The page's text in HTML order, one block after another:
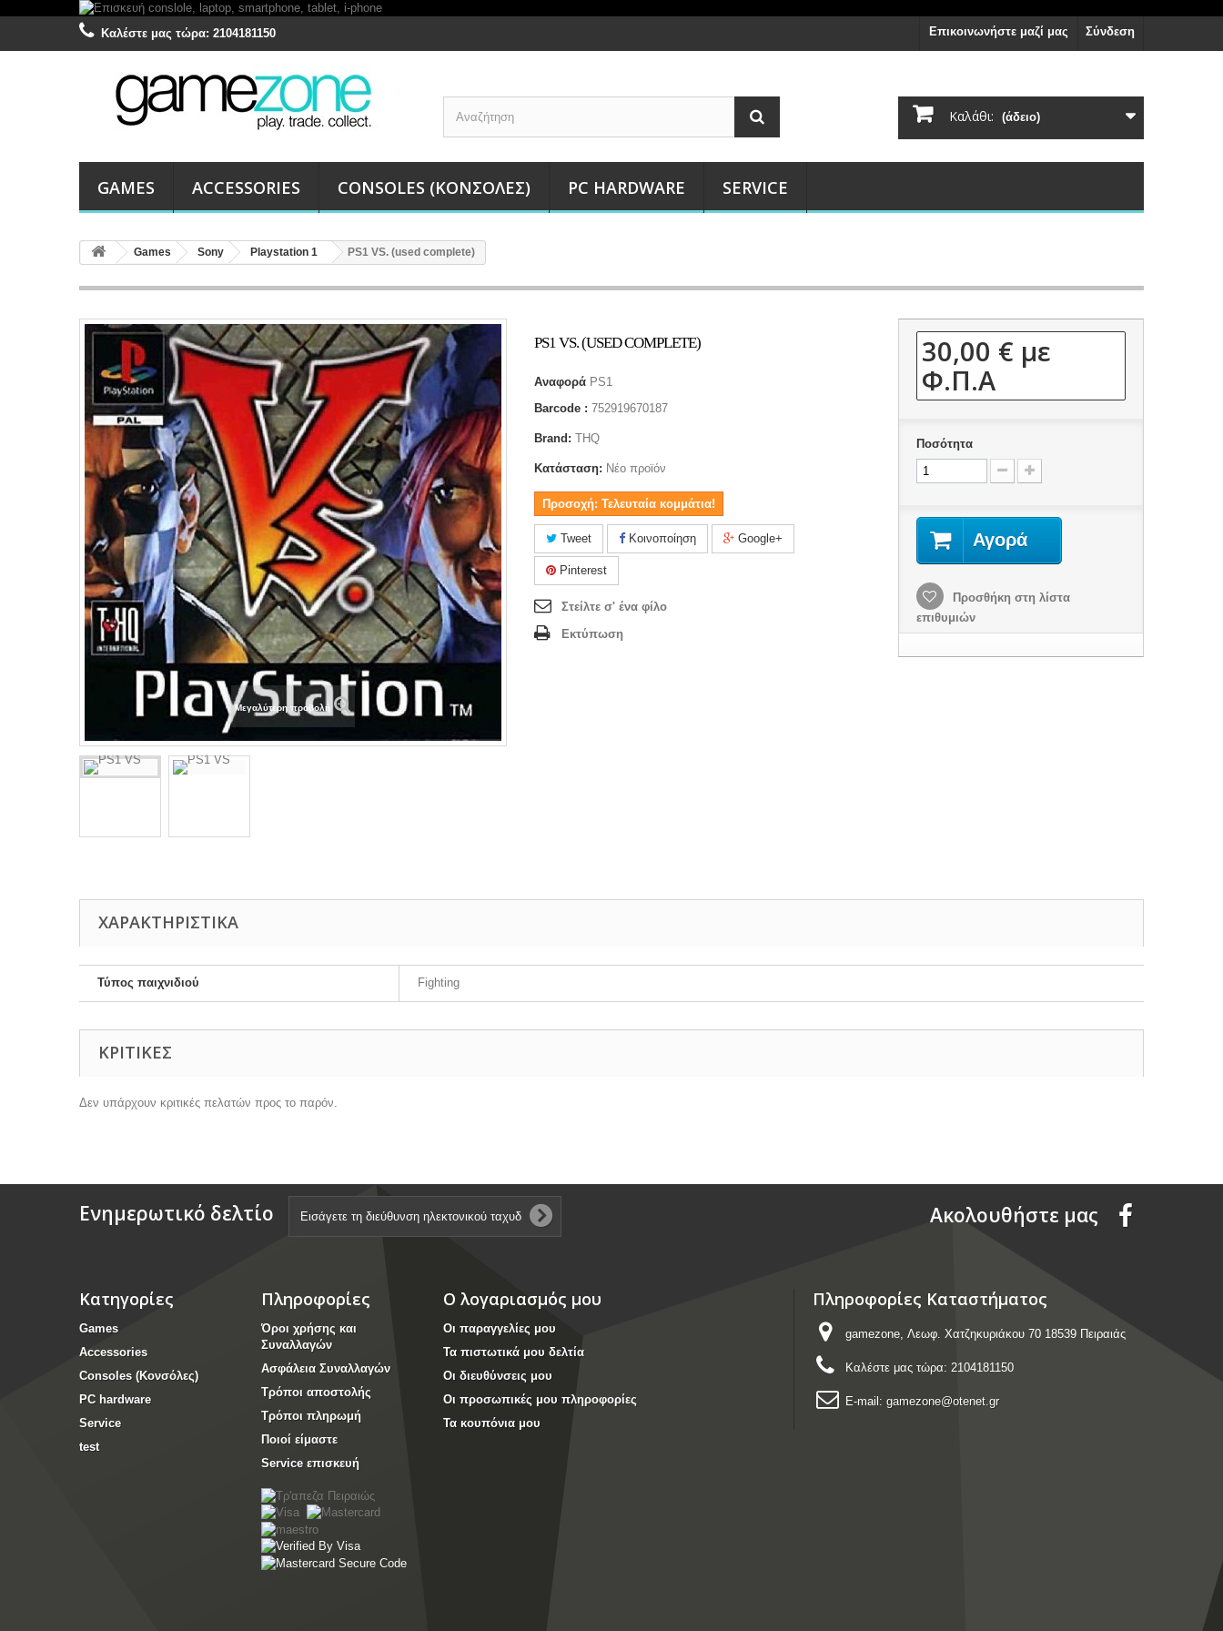
Σύνδεση
Επικοινωνήστε μαζί μας
Καλέστε μας τώρα: 2104181150
Καλάθι: (άδειο)
GAMES ACCESSORIES CONSOLES (ΚΟΝΣΌΛΕΣ) PC HARDWARE SERVICE
Games Sony Playstation 1 PS1 VS. (used complete)
Μεγαλύτερη προβολή
PS1 VS. (USED COMPLETE)
Αναφορά PS1
Barcode : 752919670187
Brand: THQ
Κατάσταση: Νέο προϊόν
Προσοχή: Τελευταία κομμάτια!
Tweet Κοινοποίηση Google+
Pinterest
Στείλτε σ' ένα φίλο
Εκτύπωση
30,00 € με
Φ.Π.Α
Ποσότητα
Αγορά
Προσθήκη στη λίστα
επιθυμιών
ΧΑΡΑΚΤΗΡΙΣΤΙΚΆ
Τύπος παιχνιδιού Fighting
ΚΡΙΤΙΚΈΣ
Δεν υπάρχουν κριτικές πελατών προς το παρόν.
Ενημερωτικό δελτίο Aκολουθήστε μας
Κατηγορίες
Games
Accessories
Consoles (Κονσόλες)
PC hardware
Service
test
Πληροφορίες
Όροι χρήσης και
Συναλλαγών
Ασφάλεια Συναλλαγών
Τρόποι αποστολής
Τρόποι πληρωμή
Ποιοί είμαστε
Service επισκευή
Ο λογαριασμός μου
Οι παραγγελίες μου
Τα πιστωτικά μου δελτία
Οι διευθύνσεις μου
Οι προσωπικές μου πληροφορίες
Τα κουπόνια μου
Πληροφορίες Καταστήματος
gamezone, Λεωφ. Χατζηκυριάκου 70 18539 Πειραιάς
Καλέστε μας τώρα: 2104181150
E-mail: gamezone@otenet.gr